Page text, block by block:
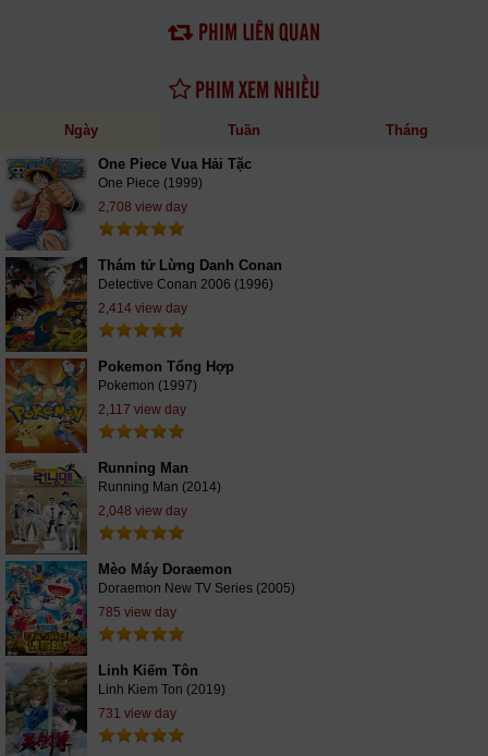
PHIM LIÊN QUAN
PHIM XEM NHIỀU
Ngày Tuần Tháng
One Piece Vua Hải Tặc
One Piece (1999)
2,708 view day
Thám tử Lừng Danh Conan
Detective Conan 2006 (1996)
2,414 view day
Pokemon Tổng Hợp
Pokemon (1997)
2,117 view day
Running Man
Running Man (2014)
2,048 view day
Mèo Máy Doraemon
Doraemon New TV Series (2005)
785 view day
Linh Kiếm Tôn
Linh Kiem Ton (2019)
731 view day